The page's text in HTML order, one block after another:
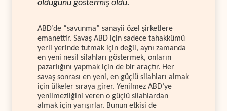
olduğunu göstermiş oldu.
ABD’de “savunma” sanayii özel şirketlere
emanettir. Savaş ABD için sadece tahakkümü
yerli yerinde tutmak için değil, aynı zamanda
en yeni nesil silahları göstermek, onların
pazarlığını yapmak için de bir araçtır. Her
savaş sonrası en yeni, en güçlü silahları almak
için ülkeler sıraya girer. Yenilmez ABD’ye
yenilmezliğini veren o güçlü silahlardan
almak için yarışırlar. Bunun etkisi de